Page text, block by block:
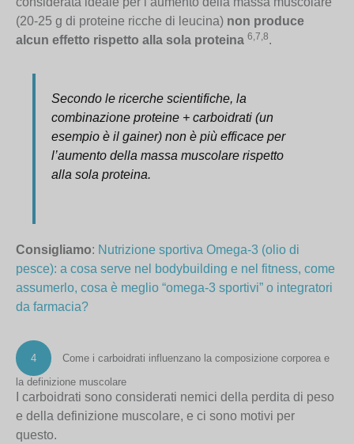
(20-25 g di proteine ricche di leucina) non produce
alcun effetto rispetto alla sola proteina 6,7,8.
Secondo le ricerche scientifiche, la
combinazione proteine + carboidrati (un
esempio èil gainer) non è più efficace per
l’aumento della massa muscolare rispetto
alla sola proteina.
Consigliamo: Nutrizione sportiva Omega-3 (olio di
pesce): a cosa serve nel bodybuilding e nel fitness, come
assumerlo, cosa è meglio “omega-3 sportivi” o integratori
da farmacia?
4
Come i carboidrati influenzano la composizione corporea e
la definizione muscolare
I carboidrati sono considerati nemici della perdita di peso
e della definizione muscolare, e ci sono motivi per
questo.